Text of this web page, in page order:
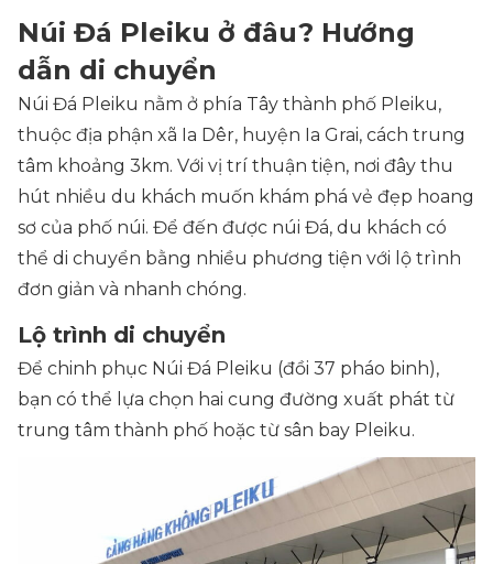
Núi Đá Pleiku ở đâu? Hướng
dẫn di chuyển
Núi Đá Pleiku nằm ở phía Tây thành phố Pleiku,
thuộc địa phận xã Ia Dêr, huyện Ia Grai, cách trung
tâm khoảng 3km. Với vị trí thuận tiện, nơi đây thu
hút nhiều du khách muốn khám phá vẻ đẹp hoang
sơ của phố núi. Để đến được núi Đá, du khách có
thể di chuyển bằng nhiều phương tiện với lộ trình
đơn giản và nhanh chóng.
Lộ trình di chuyển
Để chinh phục Núi Đá Pleiku (đồi 37 pháo binh),
bạn có thể lựa chọn hai cung đường xuất phát từ
trung tâm thành phố hoặc từ sân bay Pleiku.